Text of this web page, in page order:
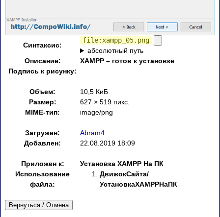
Синтаксис:
file:xampp_05.png
абсолютный путь
Описание:
XAMPP – готов к установке
Подпись к рисунку:
Объем:
10,5 КиБ
Размер:
627 × 519 пикс.
MIME-тип:
image/png
Загружен:
Abram4
Добавлен:
22.08.2019 18:09
Приложен к:
Установка XAMPP На ПК
Использование
файла:
ДвижокСайта/
УстановкаXAMPPНаПК
Вернуться / Отмена